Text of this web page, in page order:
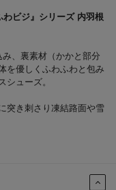
ビジ』シリーズ 内羽根
、裏素材（かかと部分
を優しくふわふわと包み
ューズ。
突き刺さり凍結路面や雪